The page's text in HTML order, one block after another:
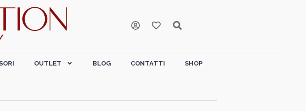
OUTLET BLOG CONTATTI SHOP